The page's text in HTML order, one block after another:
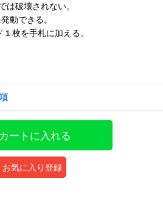
破壊されない。
動できる。
枚を手札に加える。
カートに入れる
お気に入り登録